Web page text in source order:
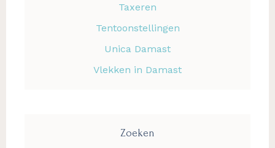
Taxeren
Tentoonstellingen
Unica Damast
Vlekken in Damast
Zoeken